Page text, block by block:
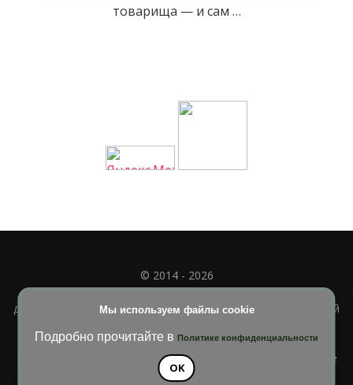
товарища — и сам …
Мы используем файлы cookie
Подробно прочитайте в Политике конфиденциальности
OK
© 2014 - 2026
Полное или частичное использование материала
допускается только при наличии активной и индексируемой
Blossom Diva | РазработанаТемы Blossom
. На платформе
WordPress